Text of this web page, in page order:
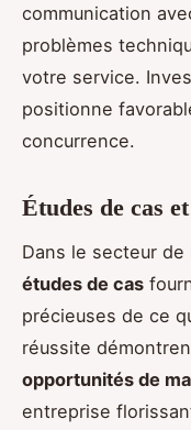
communication
problèmes
votre service.
positionne
concurrence.
Études de cas
Dans le secteur
études de cas
précieuses de ce
réussite
opportunités de
entreprise